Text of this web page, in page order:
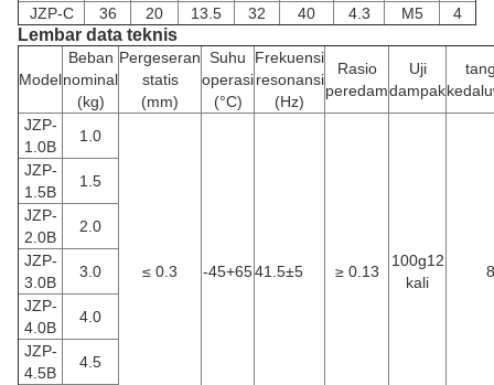
JZP-C
36 20 13.5 32 40 4.3 M5 4
Lembar data teknis
Model
Beban
nominal
(kg)
Pergeseran
statis
(mm)
Suhu
operasi
(°C)
Frekuensi
resonansi
(Hz)
Rasio
peredam
Uji
dampak
JZP-
1.0B
1.0
≤ 0.3 -45+6541.5±5 ≥ 0.13
100g12
kali
8
JZP-
1.5B
1.5
JZP-
2.0B
2.0
JZP-
3.0B
3.0
JZP-
4.0B
4.0
JZP-
4.5B
4.5